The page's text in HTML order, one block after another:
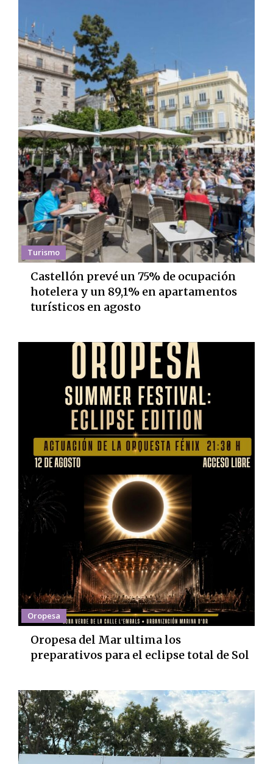
Turismo
Castellón prevé un 75% de ocupación
hotelera y un 89,1% en apartamentos
turísticos en agosto
Oropesa
Oropesa del Mar ultima los
preparativos para el eclipse total de Sol